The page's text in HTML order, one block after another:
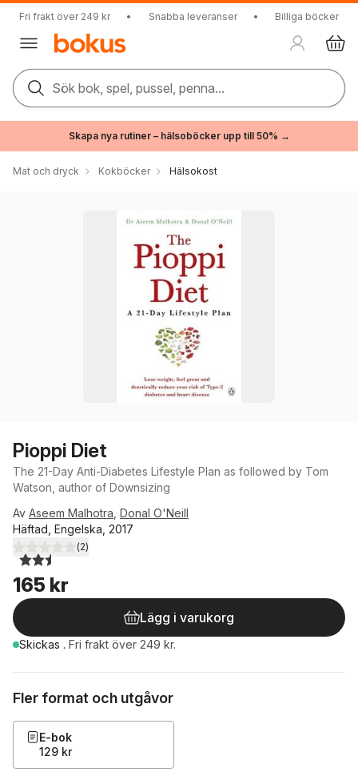
Fri frakt över 249 kr • Snabba leveranser • Billiga böcker
Sök bok, spel, pussel, penna...
Skapa nya rutiner – hälsoböcker upp till 50% →
Mat och dryck Kokböcker Hälsokost
Pioppi Diet
The 21-Day Anti-Diabetes Lifestyle Plan as followed by Tom
Watson, author of Downsizing
Av Aseem Malhotra Donal O'Neill
Häftad, Engelska, 2017
2,5utav 5 stjärnor. Totalt antal röster:
(2)
165 kr
Lägg i varukorg
Skickas . Fri frakt över 249 kr.
Fler format och utgåvor
E-bok
129 kr